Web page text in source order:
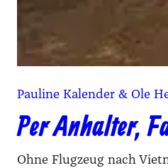
Pauline Kalender & Ole
Per Anhalter,
Ohne Flugzeug nach